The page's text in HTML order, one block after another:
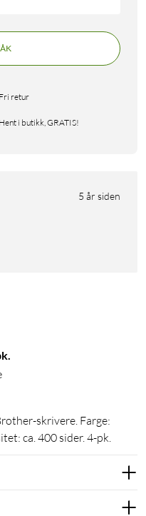
Fri retur
Hent i butikk, GRATIS!
5 år siden
skrivere. Farge:
ca. 400 sider. 4-pk.